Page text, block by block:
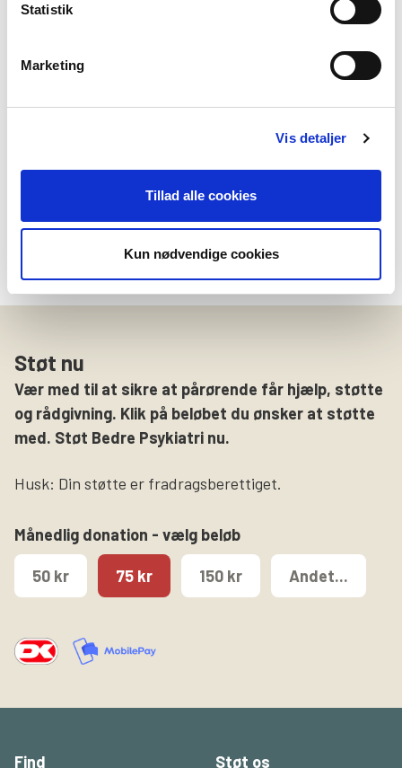
Statistik
Marketing
Vis detaljer
Tillad alle cookies
Kun nødvendige cookies
Forretningsorden
bestyrelse – og det kan være godt at tale om dem
Støt nu
Vær med til at sikre at pårørende får hjælp, støtte
og rådgivning. Klik på beløbet du ønsker at støtte
med. Støt Bedre Psykiatri nu.
Husk: Din støtte er fradragsberettiget.
Månedlig donation - vælg beløb
50 kr 75 kr 150 kr Andet...
Find Støt os